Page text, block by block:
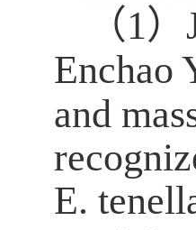
（1）
Enchao
and
E.